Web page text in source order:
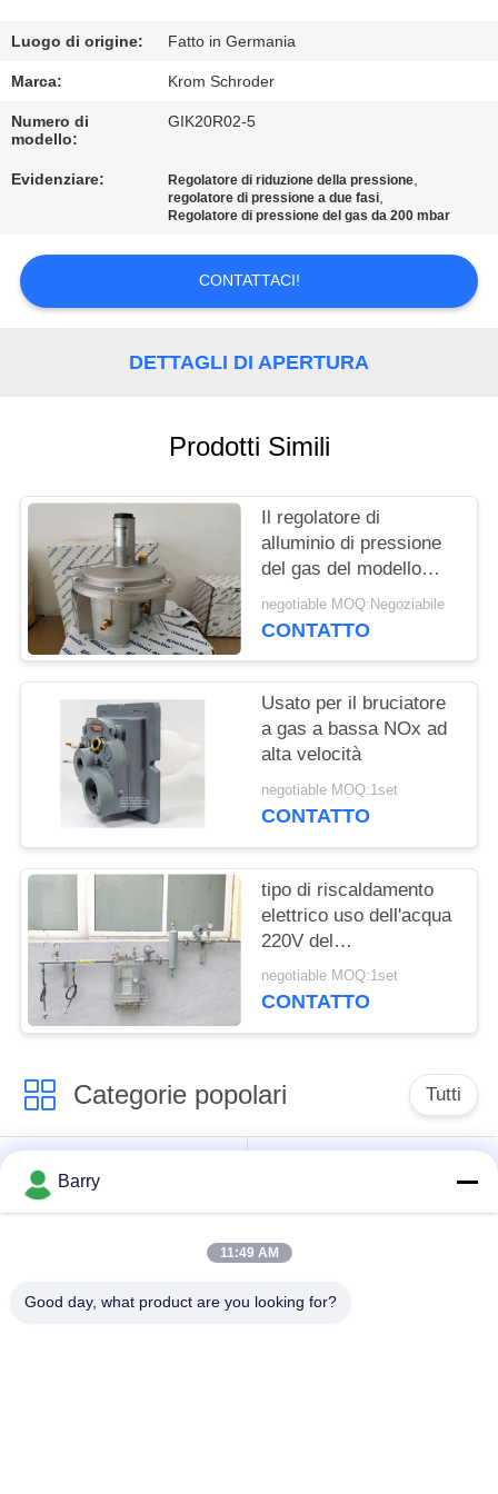
DELLA
QUALITÀ
CONTATTACI
CHIEDI UN
INFORMATIVA
SULLA
PRIVACY
Luogo di origine: Fatto in Germania
Marca: Krom Schroder
Numero di
modello:
GIK20R02-5
Evidenziare: Regolatore di riduzione della pressione,
regolatore di pressione a due fasi,
Regolatore di pressione del gas da 200 mbar
CONTATTACI!
DETTAGLI DI APERTURA
Prodotti Simili
Il regolatore di
alluminio di pressione
del gas del modello
FGDR32/50 con
costruito in filtro Italia
negotiable MOQ:Negoziabile
CONTATTO
Usato per il bruciatore
a gas a bassa NOx ad
alta velocità
negotiable MOQ:1set
CONTATTO
tipo di riscaldamento
elettrico uso dell'acqua
220V del
vaporizzatore del gas
di GPL al bruciatore a
negotiable MOQ:1set
CONTATTO
Categorie popolari Tutti
Regolatore di
pressione del gas
differenziale
DSC
Barry
11:49 AM
Good day, what product are you looking for?